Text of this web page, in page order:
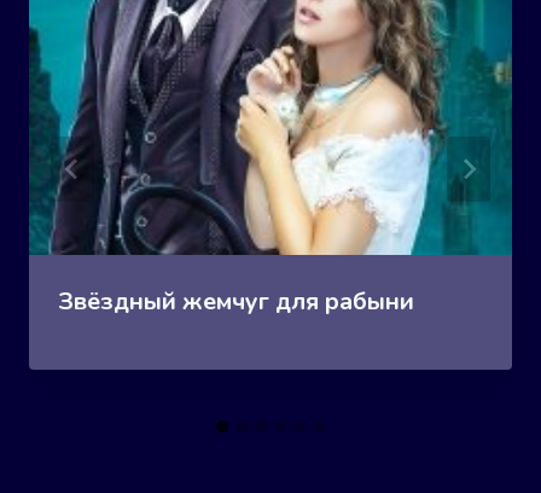
Звёздный жемчуг для рабыни